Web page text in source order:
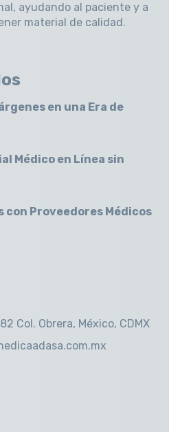
ayudando al paciente y a
material de calidad.
en una Era de
Médico en Línea sin
con Proveedores Médicos
Col. Obrera, México, CDMX